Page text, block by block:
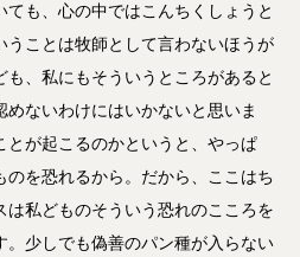
ても、心の中ではこんちくしょうと
うことは牧師として言わないほうが
、私にもそういうところがあると
ないわけにはいかないと思いま
とが起こるのかというと、やっぱ
のを恐れるから。だから、ここはち
は私どものそういう恐れのこころを
。少しでも偽善のパン種が入らない